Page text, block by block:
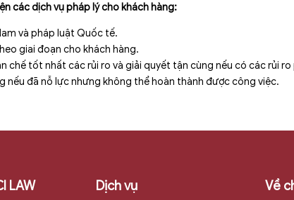
các dịch vụ pháp lý cho khách hàng:
và pháp luật Quốc tế.
giai đoạn cho khách hàng.
chế tốt nhất các rủi ro và giải quyết tận cùng nếu có các rủi ro
nếu đã nỗ lực nhưng không thể hoàn thành được công việc.
LAW Dịch vụ Về